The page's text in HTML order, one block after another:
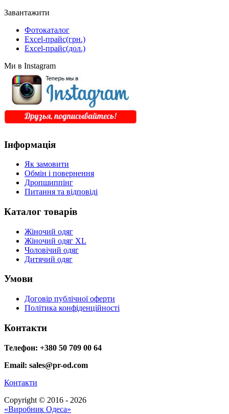
Завантажити
Фотокаталог
Excel-прайс(грн.)
Excel-прайс(дол.)
Ми в Instagram
Інформація
Як замовити
Обмін і повернення
Дропшиппінг
Питання та відповіді
Каталог товарів
Жіночий одяг
Жіночий одяг XL
Чоловічий одяг
Дитячий одяг
Умови
Договір публічної оферти
Політика конфіденційності
Контакти
Телефон: +380 50 709 00 64
Email: sales@pr-od.com
Контакти
Copyright © 2016 - 2026
«Виробник Одеса»